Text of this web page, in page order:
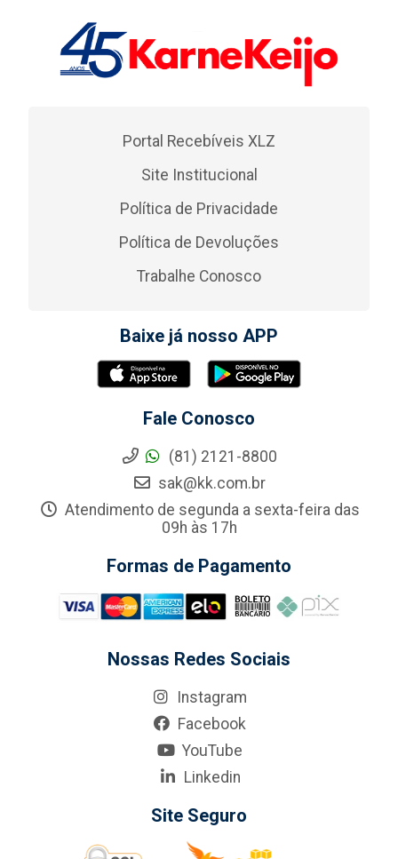
Portal Recebíveis XLZ
Site Institucional
Política de Privacidade
Política de Devoluções
Trabalhe Conosco
Baixe já nosso APP
Fale Conosco
(81) 2121-8800
sak@kk.com.br
Atendimento de segunda a sexta-feira das
09h às 17h
Formas de Pagamento
Nossas Redes Sociais
Instagram
Facebook
YouTube
Linkedin
Site Seguro